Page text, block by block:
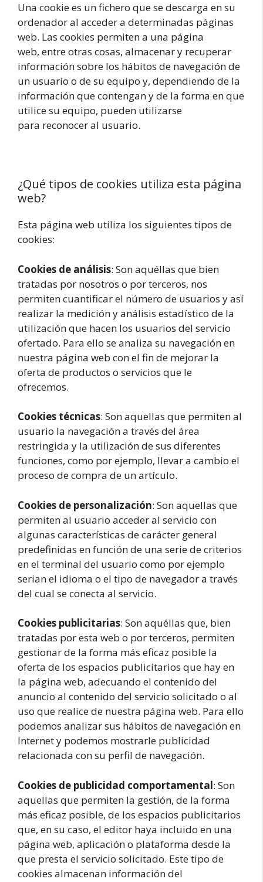
Una cookie es un fichero que se descarga en su
ordenador al acceder a determinadas páginas
web. Las cookies permiten a una página
web, entre otras cosas, almacenar y recuperar
información sobre los hábitos de navegación de
un usuario o de su equipo y, dependiendo de la
información que contengan y de la forma en que
utilice su equipo, pueden utilizarse
para reconocer al usuario.
¿Qué tipos de cookies utiliza esta página
web?
Esta página web utiliza los siguientes tipos de
cookies:
Cookies de análisis: Son aquéllas que bien
tratadas por nosotros o por terceros, nos
permiten cuantificar el número de usuarios y así
realizar la medición y análisis estadístico de la
utilización que hacen los usuarios del servicio
ofertado. Para ello se analiza su navegación en
nuestra página web con el fin de mejorar la
oferta de productos o servicios que le
ofrecemos.
Cookies técnicas: Son aquellas que permiten al
usuario la navegación a través del área
restringida y la utilización de sus diferentes
funciones, como por ejemplo, llevar a cambio el
proceso de compra de un artículo.
Cookies de personalización: Son aquellas que
permiten al usuario acceder al servicio con
algunas características de carácter general
predefinidas en función de una serie de criterios
en el terminal del usuario como por ejemplo
serian el idioma o el tipo de navegador a través
del cual se conecta al servicio.
Cookies publicitarias: Son aquéllas que, bien
tratadas por esta web o por terceros, permiten
gestionar de la forma más eficaz posible la
oferta de los espacios publicitarios que hay en
la página web, adecuando el contenido del
anuncio al contenido del servicio solicitado o al
uso que realice de nuestra página web. Para ello
podemos analizar sus hábitos de navegación en
Internet y podemos mostrarle publicidad
relacionada con su perfil de navegación.
Cookies de publicidad comportamental: Son
aquellas que permiten la gestión, de la forma
más eficaz posible, de los espacios publicitarios
que, en su caso, el editor haya incluido en una
página web, aplicación o plataforma desde la
que presta el servicio solicitado. Este tipo de
cookies almacenan información del